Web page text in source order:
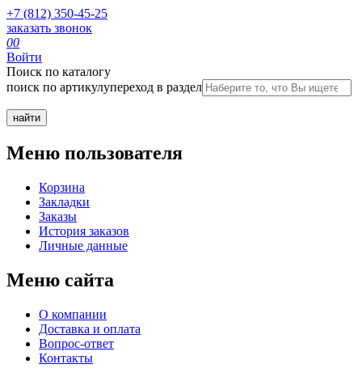
+7 (812) 350-45-25
заказать звонок
00
Войти
Поиск по каталогу
поиск по артикулупереход в раздел
Меню пользователя
Корзина
Закладки
Заказы
История заказов
Личные данные
Меню сайта
О компании
Доставка и оплата
Вопрос-ответ
Контакты